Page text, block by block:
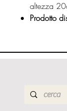
altezza
Prodotto